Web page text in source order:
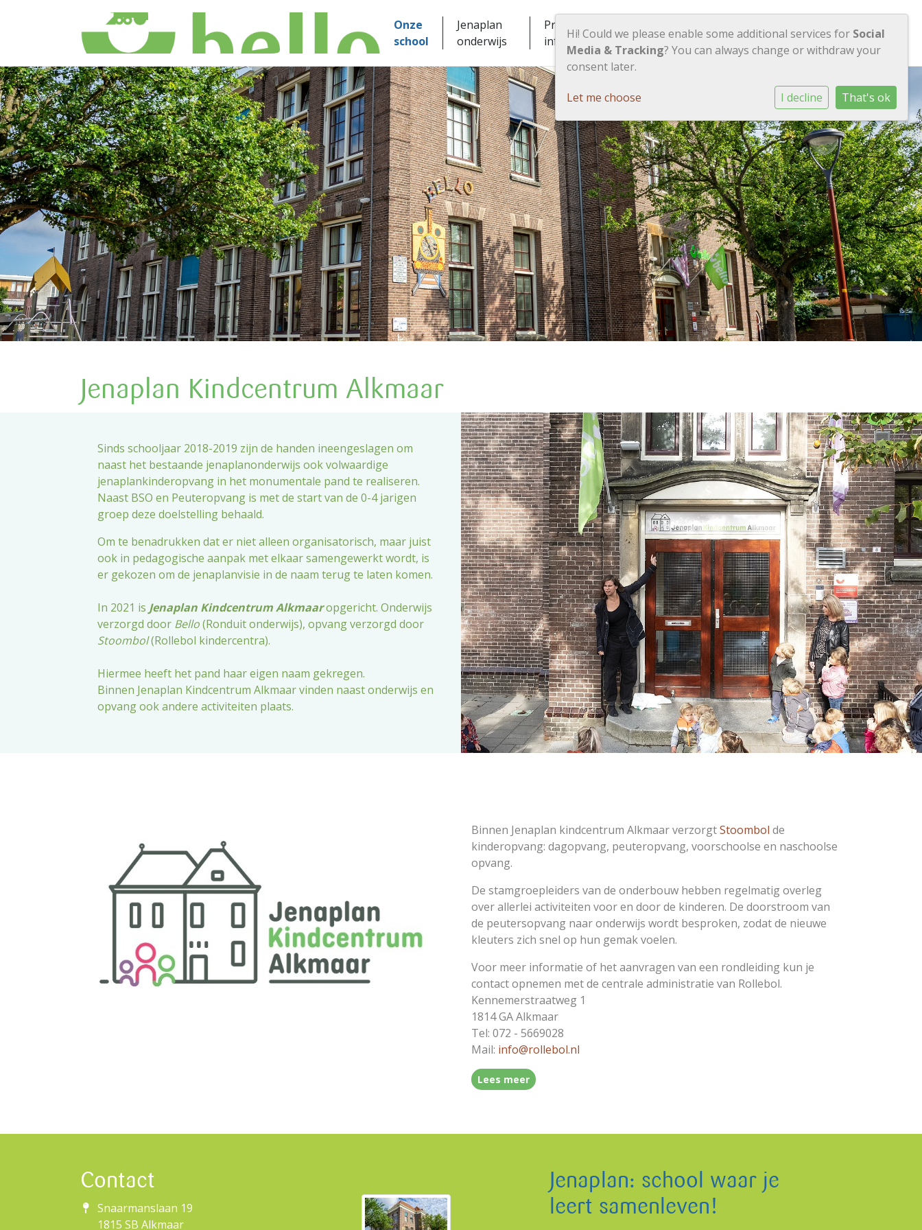
Onze
school
Jenaplan
onderwijs
Praktische
informatie
Contact Inloggen
Jenaplan Kindcentrum
voor onderwijs én opvang
Jenaplan Kindcentrum Alkmaar
Sinds schooljaar 2018-2019 zijn de handen ineengeslagen om
naast het bestaande jenaplanonderwijs ook volwaardige
jenaplankinderopvang in het monumentale pand te realiseren.
Naast BSO en Peuteropvang is met de start van de 0-4 jarigen
groep deze doelstelling behaald.
Om te benadrukken dat er niet alleen organisatorisch, maar juist
ook in pedagogische aanpak met elkaar samengewerkt wordt, is
er gekozen om de jenaplanvisie in de naam terug te laten komen.
In 2021 is Jenaplan Kindcentrum Alkmaaropgericht. Onderwijs
verzorgd door Bello(Ronduit onderwijs), opvang verzorgd door
Stoombol(Rollebol kindercentra).
Hiermee heeft het pand haar eigen naam gekregen.
Binnen Jenaplan Kindcentrum Alkmaar vinden naast onderwijs en
opvang ook andere activiteiten plaats.
Binnen Jenaplan kindcentrum Alkmaar verzorgtStoombol de
kinderopvang: dagopvang, peuteropvang, voorschoolse en naschoolse
opvang.
De stamgroepleiders van de onderbouw hebben regelmatig overleg
over allerlei activiteiten voor en door de kinderen. De doorstroom van
de peutersopvang naar onderwijs wordt besproken, zodat de nieuwe
kleuters zich snel op hun gemak voelen.
Voor meer informatie of het aanvragen van een rondleiding kun je
contact opnemen met de centrale administratie van Rollebol.
Kennemerstraatweg 1
1814 GA Alkmaar
Tel: 072 - 5669028
Mail: info@rollebol.nl
Lees meer
Contact
Snaarmanslaan 19
1815 SB Alkmaar
Jenaplan: school waar je
leert samenleven!
Hi! Could we please enable some additional services for Social
Media & Tracking? You can always change or withdraw your
consent later.
Let me choose I decline That's ok